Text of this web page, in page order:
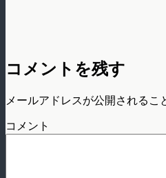
コメントを残す
メールアドレスが公開されるこ
コメント